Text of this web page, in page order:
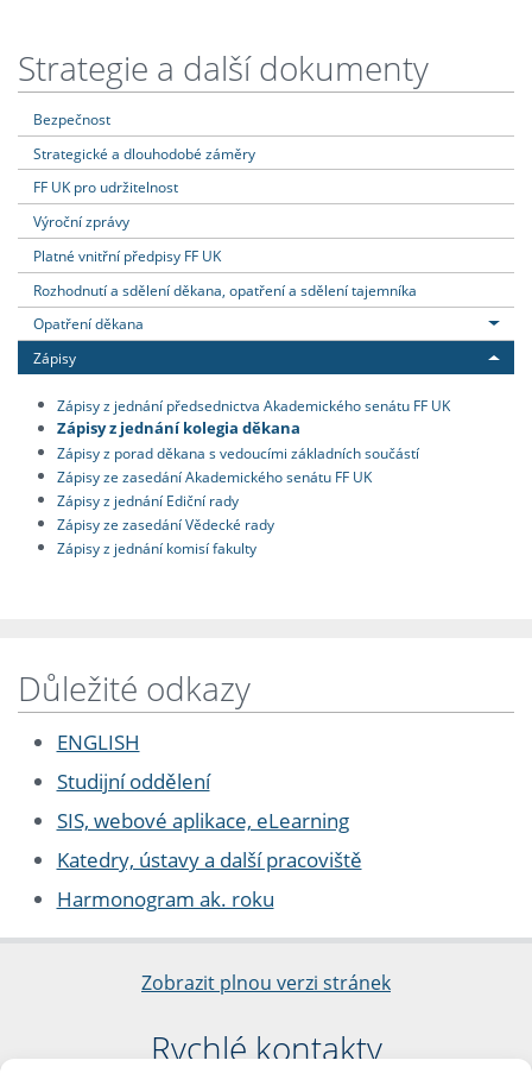
Strategie a další dokumenty
Bezpečnost
Strategické a dlouhodobé záměry
FF UK pro udržitelnost
Výroční zprávy
Platné vnitřní předpisy FF UK
Rozhodnutí a sdělení děkana, opatření a sdělení tajemníka
Opatření děkana
Zápisy
Zápisy z jednání předsednictva Akademického senátu FF UK
Zápisy z jednání kolegia děkana
Zápisy z porad děkana s vedoucími základních součástí
Zápisy ze zasedání Akademického senátu FF UK
Zápisy z jednání Ediční rady
Zápisy ze zasedání Vědecké rady
Zápisy z jednání komisí fakulty
Důležité odkazy
ENGLISH
Studijní oddělení
SIS, webové aplikace, eLearning
Katedry, ústavy a další pracoviště
Harmonogram ak. roku
Zobrazit plnou verzi stránek
Rychlé kontakty